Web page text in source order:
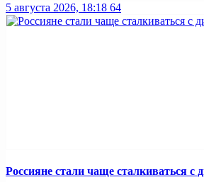
5 августа 2026, 18:18 64
Россияне стали чаще сталкиваться с